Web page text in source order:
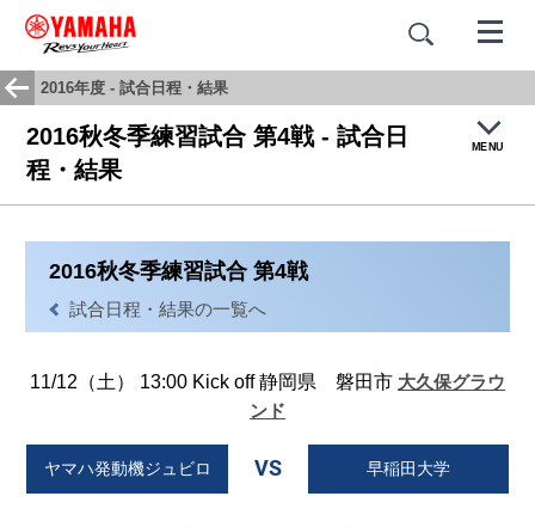
2016年度 - 試合日程・結果
2016秋冬季練習試合 第4戦 - 試合日
程・結果
MENU
2016秋冬季練習試合 第4戦
試合日程・結果の一覧へ
11/12（土） 13:00 Kick off 静岡県 磐田市 大久保グラウ
ンド
ヤマハ発動機ジュビロ VS 早稲田大学